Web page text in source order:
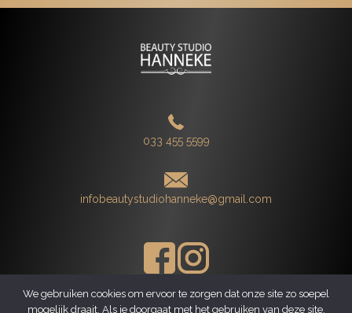
033 455 5599
infobeautystudiohanneke@gmail.com
We gebruiken cookies om ervoor te zorgen dat onze site zo soepel
mogelijk draait. Als je doorgaat met het gebruiken van deze site,